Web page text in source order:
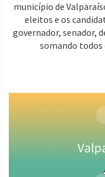
município de
eleitos e os
governador, senador,
somando todos